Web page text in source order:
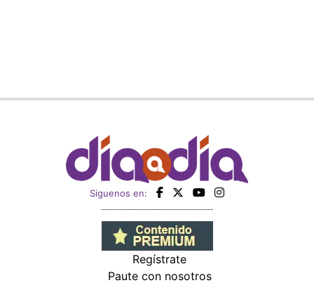
Siguenos en:
Regístrate
Paute con nosotros